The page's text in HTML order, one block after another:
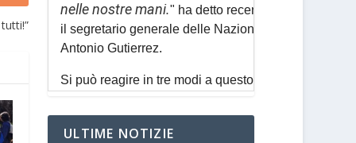
ULTIME NOTIZIE